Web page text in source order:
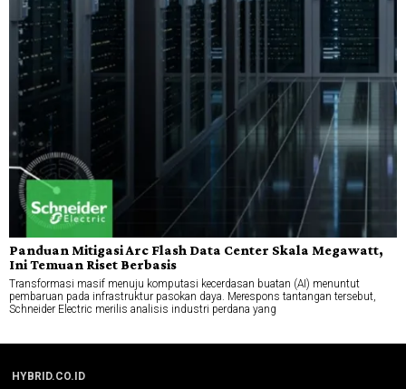
Panduan Mitigasi Arc Flash Data Center Skala Megawatt,
Ini Temuan Riset Berbasis
Transformasi masif menuju komputasi kecerdasan buatan (AI) menuntut
pembaruan pada infrastruktur pasokan daya. Merespons tantangan tersebut,
Schneider Electric merilis analisis industri perdana yang
HYBRID.CO.ID